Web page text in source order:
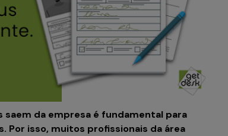
saem da empresa é fundamental para
Por isso, muitos profissionais da área